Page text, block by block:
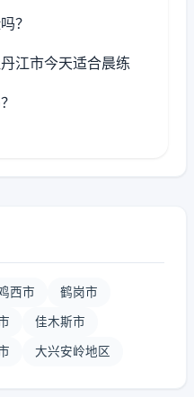
？
江市今天适合晨练
西市 鹤岗市
佳木斯市
大兴安岭地区